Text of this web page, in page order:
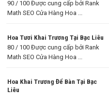
90 / 100 Được cung cấp bởi Rank
Math SEO Cửa Hàng Hoa ...
Hoa Tươi Khai Trương Tại Bạc Liêu
80 / 100 Được cung cấp bởi Rank
Math SEO Cửa Hàng Hoa ...
Hoa Khai Trương Để Bàn Tại Bạc
Liêu